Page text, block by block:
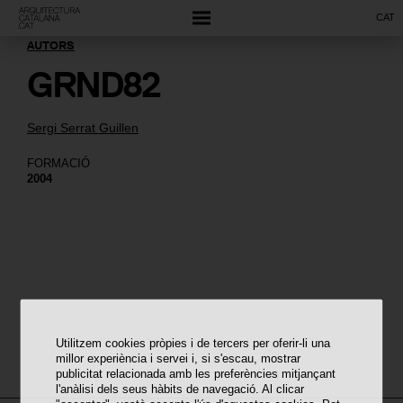
Utilitzem cookies pròpies i de tercers per oferir-li una
millor experiència i servei i, si s'escau, mostrar
publicitat relacionada amb les preferències mitjançant
l'anàlisi dels seus hàbits de navegació. Al clicar
CAT
Sergi Serrat Guillen
FORMACIÓ
2004
AUTORS
GRND82